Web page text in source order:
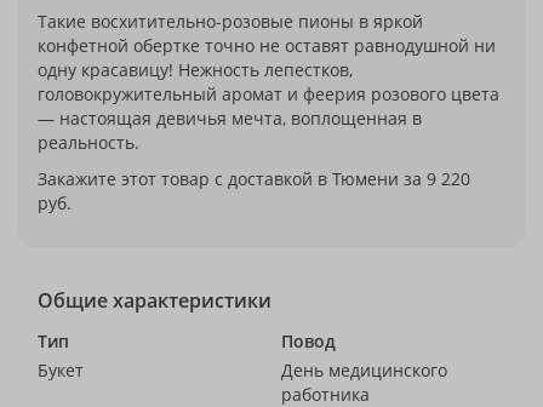
Такие восхитительно-розовые пионы в яркой
конфетной обертке точно не оставят равнодушной ни
одну красавицу! Нежность лепестков,
головокружительный аромат и феерия розового цвета
— настоящая девичья мечта, воплощенная в
реальность.
Закажите этот товар с доставкой в Тюмени за 9 220
руб.
Общие характеристики
Тип
Букет
Повод
День медицинского
работника